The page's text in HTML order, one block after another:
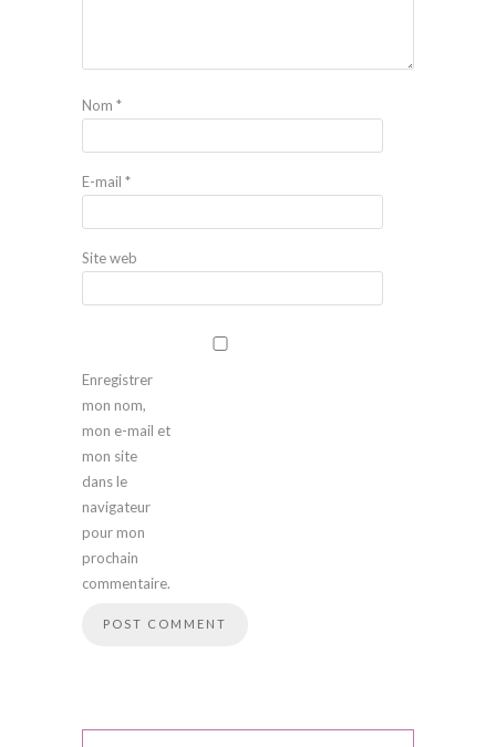
Nom *
E-mail *
Site web
Enregistrer
mon nom,
mon e-mail et
mon site
dans le
navigateur
pour mon
prochain
commentaire.